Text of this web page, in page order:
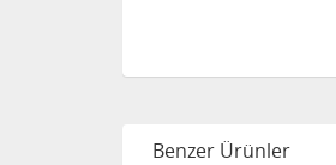
Benzer Ürünler